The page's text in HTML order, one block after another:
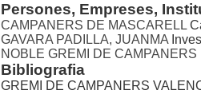
Persones, Empreses,
CAMPANERS DE MASCARELL
GAVARA PADILLA, JUANMA
NOBLE GREMI DE
Bibliografia
GREMI DE CAMPANERS